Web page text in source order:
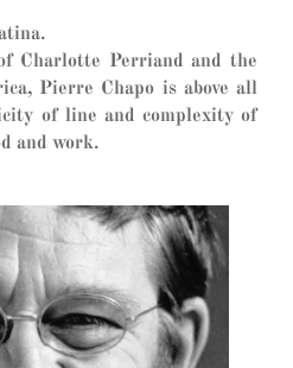
Charlotte Perriand and the
Pierre Chapo is above all
of line and complexity of
and work.